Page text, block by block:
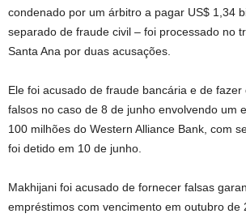
condenado por um árbitro a pagar US$ 1,34
separado de fraude civil – foi processado no
Santa Ana por duas acusações.
Ele foi acusado de fraude bancária e de
falsos no caso de 8 de junho envolvendo um
100 milhões do Western Alliance Bank, com
foi detido em 10 de junho.
Makhijani foi acusado de fornecer falsas
empréstimos com vencimento em outubro de